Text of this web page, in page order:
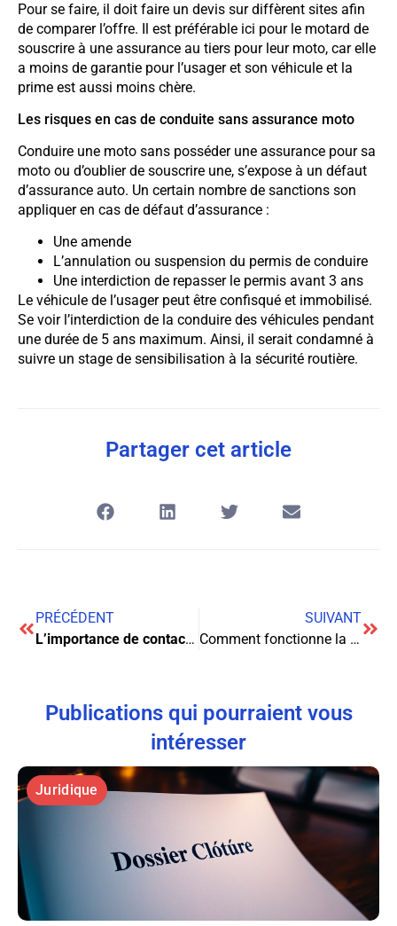
Pour se faire, il doit faire un devis sur diffèrent sites afin
de comparer l’offre. Il est préférable ici pour le motard de
souscrire à une assurance au tiers pour leur moto, car elle
a moins de garantie pour l’usager et son véhicule et la
prime est aussi moins chère.
Les risques en cas de conduite sans assurance moto
Conduire une moto sans posséder une assurance pour sa
moto ou d’oublier de souscrire une, s’expose à un défaut
d’assurance auto. Un certain nombre de sanctions son
appliquer en cas de défaut d’assurance :
Une amende
L’annulation ou suspension du permis de conduire
Une interdiction de repasser le permis avant 3 ans
Le véhicule de l’usager peut être confisqué et immobilisé.
Se voir l’interdiction de la conduire des véhicules pendant
une durée de 5 ans maximum. Ainsi, il serait condamné à
suivre un stage de sensibilisation à la sécurité routière.
Partager cet article
PRÉCÉDENT
L’importance de contacter un avocat en accident de la route après un sinistre
SUIVANT
Comment fonctionne la répartition des dettes en cas de divorce ?
Publications qui pourraient vous
intéresser
Juridique